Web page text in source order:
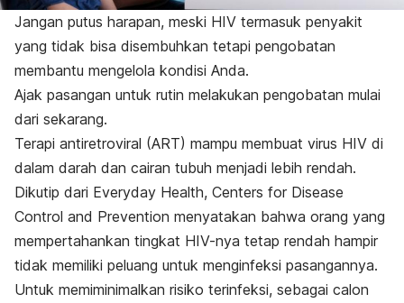
Jangan putus harapan, meski HIV termasuk penyakit
yang tidak bisa disembuhkan tetapi pengobatan
membantu mengelola kondisi Anda.
Ajak pasangan untuk rutin melakukan pengobatan mulai
dari sekarang.
Terapi antiretroviral (ART) mampu membuat virus HIV di
dalam darah dan cairan tubuh menjadi lebih rendah.
Dikutip dari Everyday Health, Centers for Disease
Control and Prevention menyatakan bahwa orang yang
mempertahankan tingkat HIV-nya tetap rendah hampir
tidak memiliki peluang untuk menginfeksi pasangannya.
Untuk memiminimalkan risiko terinfeksi, sebagai calon